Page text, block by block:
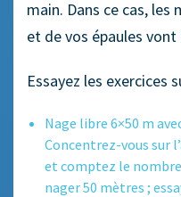
main. Dans ce cas,
et de vos épaules
Essayez les exercices
Nage libre 6×50 m
Concentrez-vous sur
et comptez le
nager 50 mètres ;